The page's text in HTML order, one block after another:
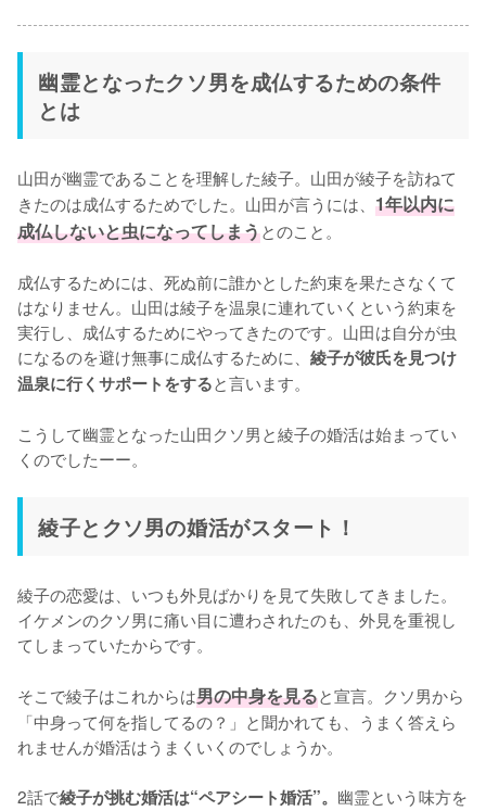
幽霊となったクソ男を成仏するための条件
とは
山田が幽霊であることを理解した綾子。山田が綾子を訪ねて
きたのは成仏するためでした。山田が言うには、 1年以内に
成仏しないと虫になってしまうとのこと。
成仏するためには、死ぬ前に誰かとした約束を果たさなくて
はなりません。山田は綾子を温泉に連れていくという約束を
実行し、成仏するためにやってきたのです。山田は自分が虫
になるのを避け無事に成仏するために、 綾子が彼氏を見つけ
温泉に行くサポートをすると言います。
こうして幽霊となった山田クソ男と綾子の婚活は始まってい
くのでしたーー。
綾子とクソ男の婚活がスタート！
綾子の恋愛は、いつも外見ばかりを見て失敗してきました。
イケメンのクソ男に痛い目に遭わされたのも、外見を重視し
てしまっていたからです。
そこで綾子はこれからは男の中身を見ると宣言。クソ男から
「中身って何を指してるの？」と聞かれても、うまく答えら
れませんが婚活はうまくいくのでしょうか。
2話で綾子が挑む婚活は“ペアシート婚活”。 幽霊という味方を